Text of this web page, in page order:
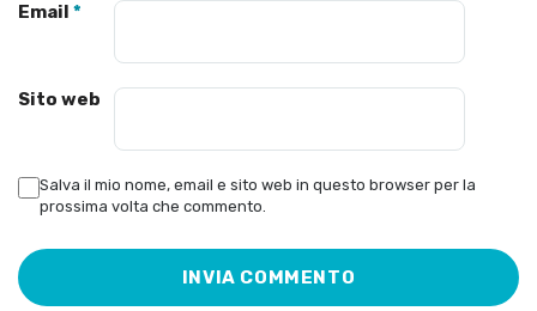
Email *
Sito web
Salva il mio nome, email e sito web in questo browser per la
prossima volta che commento.